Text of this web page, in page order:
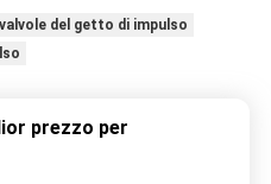
valvole del getto di impulso
prezzo per